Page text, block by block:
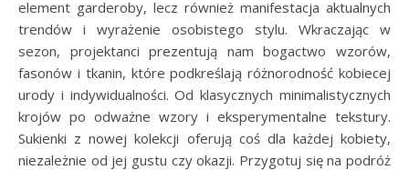
element garderoby, lecz również manifestacja aktualnych
trendów i wyrażenie osobistego stylu. Wkraczając w
sezon, projektanci prezentują nam bogactwo wzorów,
fasonów i tkanin, które podkreślają różnorodność kobiecej
urody i indywidualności. Od klasycznych minimalistycznych
krojów po odważne wzory i eksperymentalne tekstury.
Sukienki z nowej kolekcji oferują coś dla każdej kobiety,
niezależnie od jej gustu czy okazji. Przygotuj się na podróż